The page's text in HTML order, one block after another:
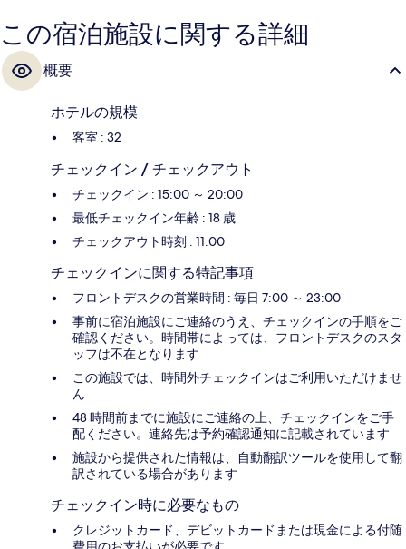
この宿泊施設に関する詳細
概要
ホテルの規模
客室 : 32
チェックイン / チェックアウト
チェックイン : 15:00 ～ 20:00
最低チェックイン年齢 : 18 歳
チェックアウト時刻 : 11:00
チェックインに関する特記事項
フロントデスクの営業時間 : 毎日 7:00 ～ 23:00
事前に宿泊施設にご連絡のうえ、チェックインの手順をご
確認ください。時間帯によっては、フロントデスクのスタ
ッフは不在となります
この施設では、時間外チェックインはご利用いただけませ
ん
48 時間前までに施設にご連絡の上、チェックインをご手
配ください。連絡先は予約確認通知に記載されています
施設から提供された情報は、自動翻訳ツールを使用して翻
訳されている場合があります
チェックイン時に必要なもの
クレジットカード、デビットカードまたは現金による付随